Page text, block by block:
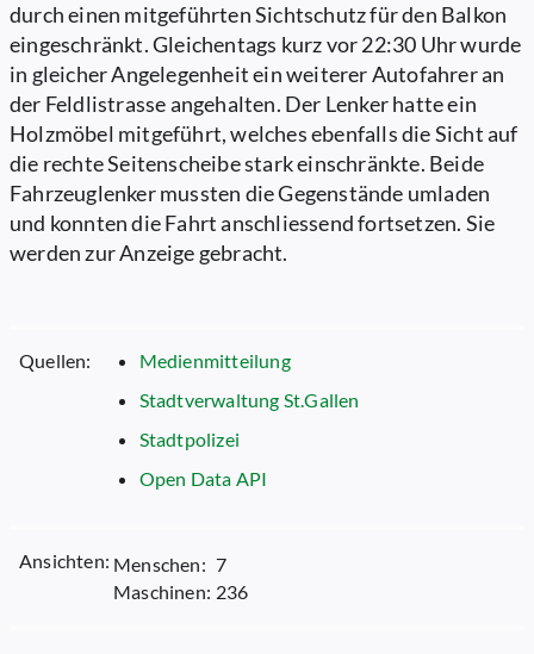
durch einen mitgeführten Sichtschutz für den Balkon
eingeschränkt. Gleichentags kurz vor 22:30 Uhr wurde
in gleicher Angelegenheit ein weiterer Autofahrer an
der Feldlistrasse angehalten. Der Lenker hatte ein
Holzmöbel mitgeführt, welches ebenfalls die Sicht auf
die rechte Seitenscheibe stark einschränkte. Beide
Fahrzeuglenker mussten die Gegenstände umladen
und konnten die Fahrt anschliessend fortsetzen. Sie
werden zur Anzeige gebracht.
Quellen:
Medienmitteilung
Stadtverwaltung St.Gallen
Stadtpolizei
Open Data API
Ansichten: Menschen: 7
Maschinen: 236